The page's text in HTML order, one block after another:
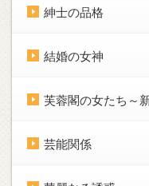
紳士の品格
結婚の女神
芙蓉閣の女たち～
芸能関係